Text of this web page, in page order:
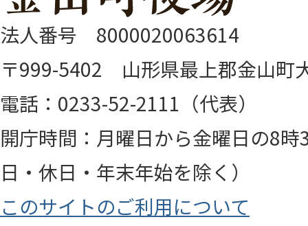
法人番号 8000020063614
〒999-5402 山形県最上郡金山町
電話：0233-52-2111（代表）
開庁時間：月曜日から金曜日の8
日・休日・年末年始を除く）
このサイトのご利用について